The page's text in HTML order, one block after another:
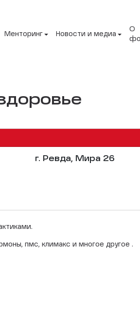
Менторинг Новости и медиа
О
г. Ревда, Мира 26
пмс, климакс и многое другое .